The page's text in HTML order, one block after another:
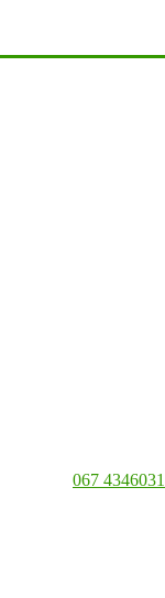
067 4346031